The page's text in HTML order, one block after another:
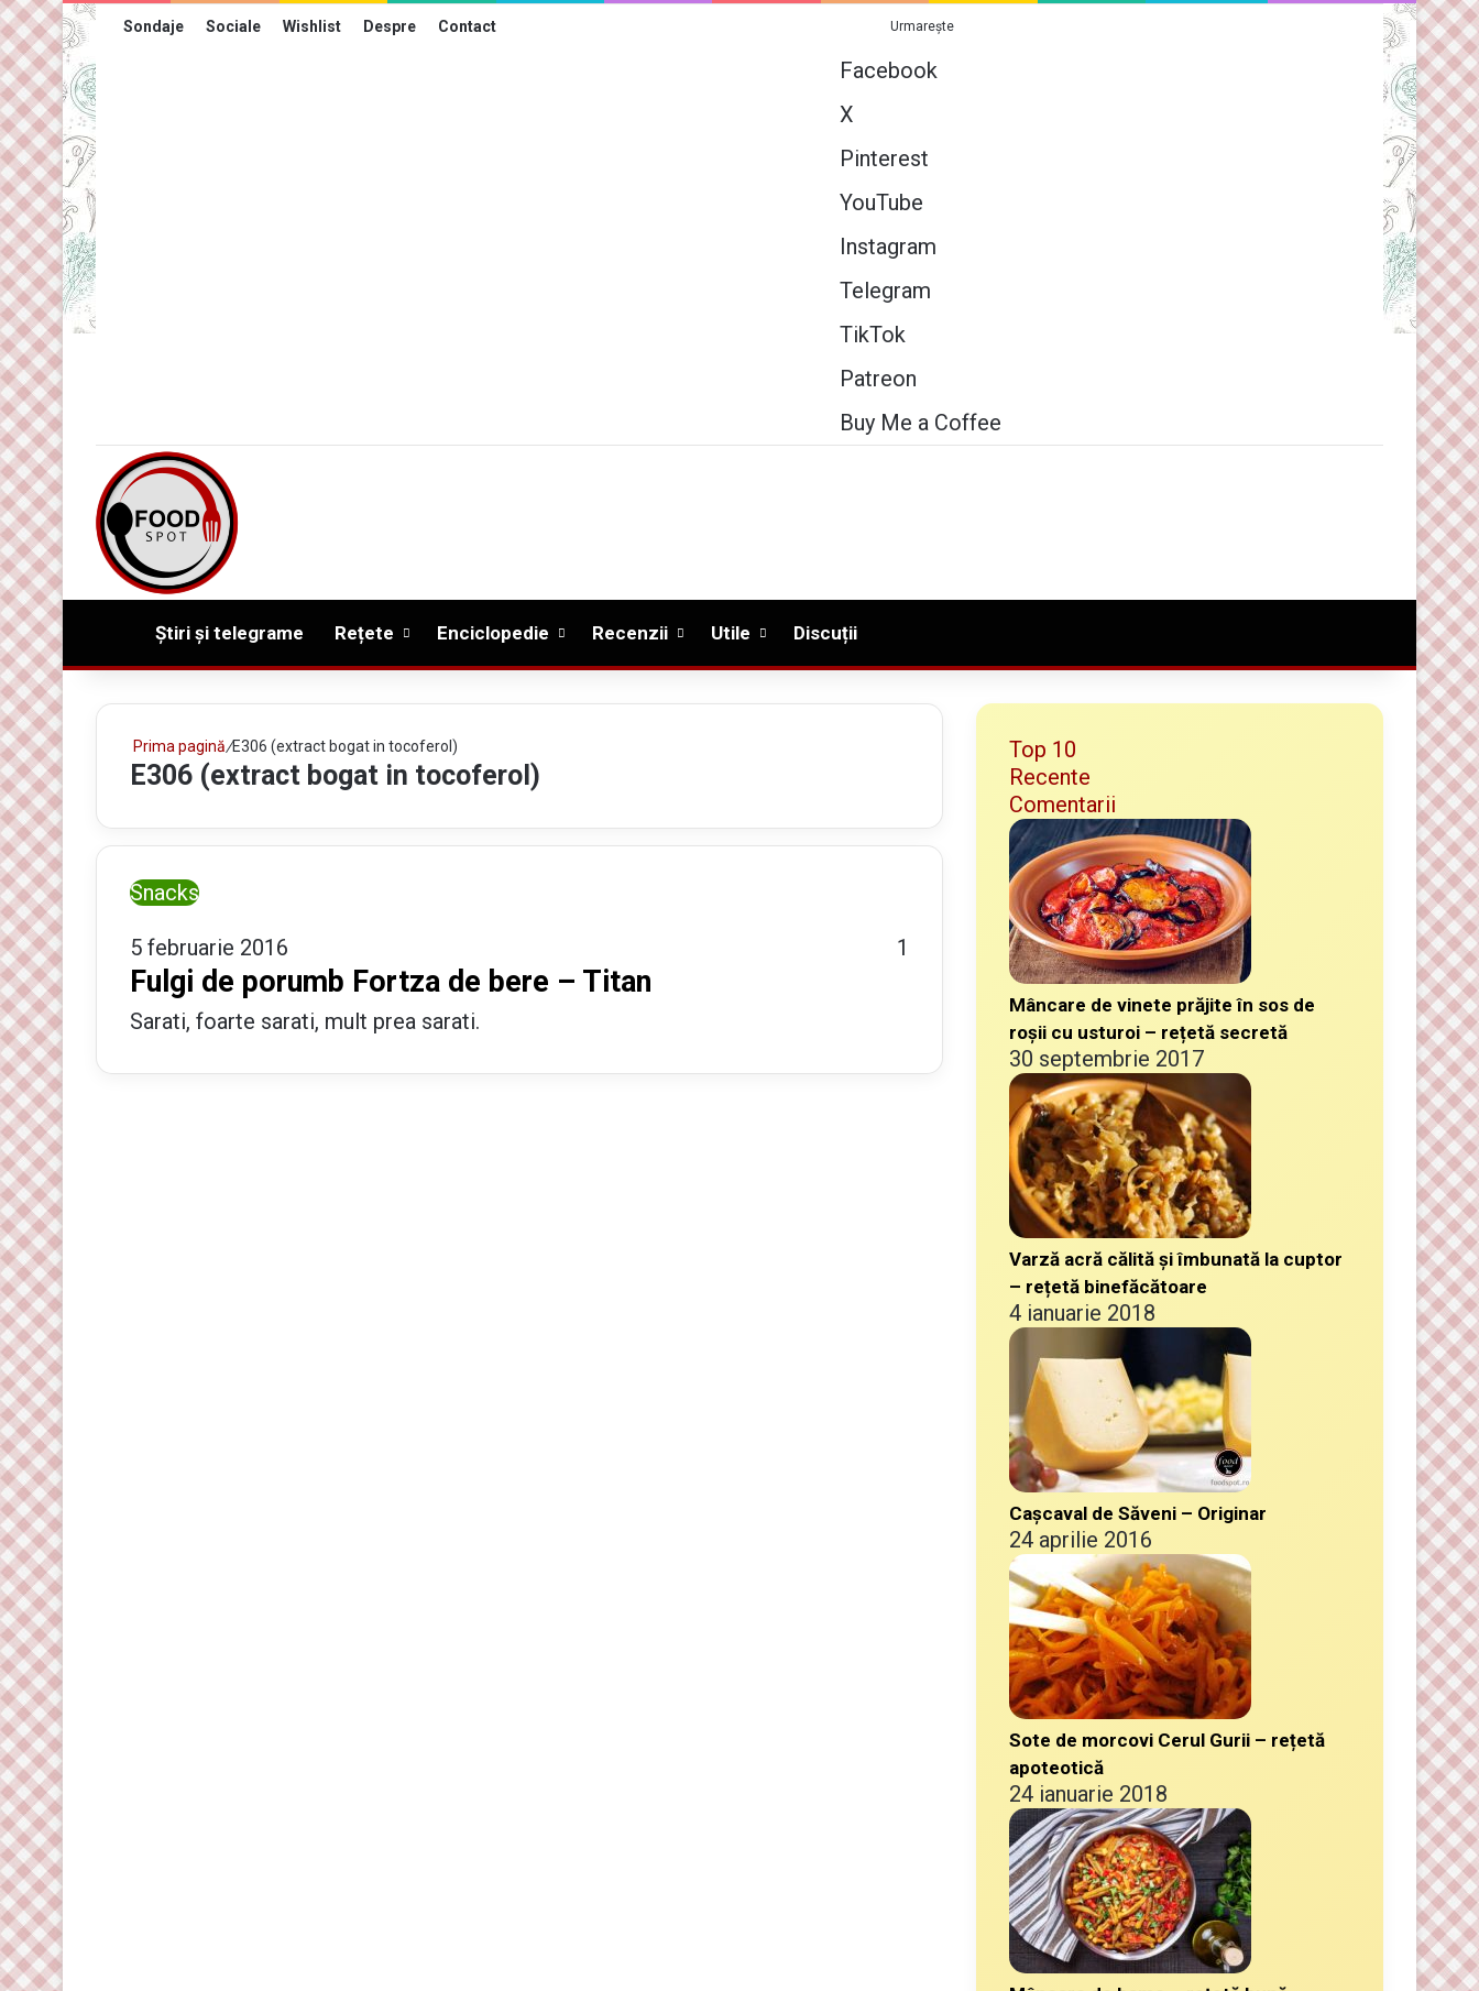
Sondaje Sociale Wishlist Despre Contact Urmarește
Facebook
X
Pinterest
YouTube
Instagram
Telegram
TikTok
Patreon
Buy Me a Coffee
Prima pagină
Știri și telegrame Rețete Enciclopedie Recenzii Utile Discuții Random Article
Caută ceva
Prima pagină/E306 (extract bogat in tocoferol)
E306 (extract bogat in tocoferol)
Snacks
5 februarie 2016 1
Fulgi de porumb Fortza de bere – Titan
Sarati, foarte sarati, mult prea sarati.
Top 10
Recente
Comentarii
Mâncare de vinete prăjite în sos de
roșii cu usturoi – rețetă secretă
30 septembrie 2017
Varză acră călită și îmbunată la cuptor
– rețetă binefăcătoare
4 ianuarie 2018
Cașcaval de Săveni – Originar
24 aprilie 2016
Sote de morcovi Cerul Gurii – rețetă
apoteotică
24 ianuarie 2018